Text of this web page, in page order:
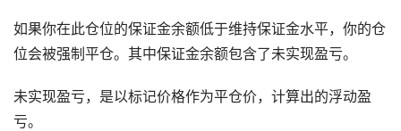
如果你在此仓位的保证金余额低于维持保证金水平，你的仓
位会被强制平仓。其中保证金余额包含了未实现盈亏。
未实现盈亏，是以标记价格作为平仓价，计算出的浮动盈
亏。